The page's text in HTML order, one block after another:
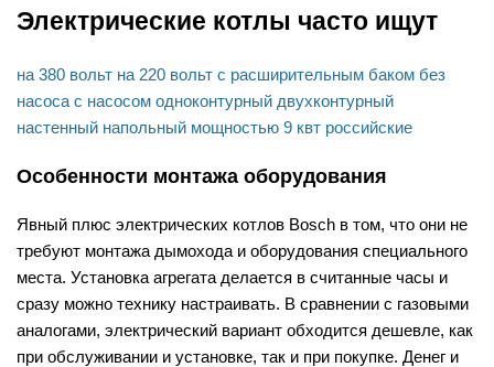
Электрические котлы часто ищут
на 380 вольт на 220 вольт с расширительным баком без
насоса с насосом одноконтурный двухконтурный
настенный напольный мощностью 9 квт российские
Особенности монтажа оборудования
Явный плюс электрических котлов Bosch в том, что они не
требуют монтажа дымохода и оборудования специального
места. Установка агрегата делается в считанные часы и
сразу можно технику настраивать. В сравнении с газовыми
аналогами, электрический вариант обходится дешевле, как
при обслуживании и установке, так и при покупке. Денег и